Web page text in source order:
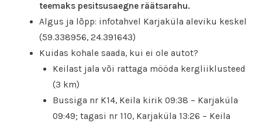
teemaks pesitsusaegne räätsarahu.
Algus ja lõpp: infotahvel Karjaküla aleviku keskel
(59.338956, 24.391643)
Kuidas kohale saada, kui ei ole autot?
Keilast jala või rattaga mööda kergliiklusteed
(3 km)
Bussiga nr K14, Keila kirik 09:38 – Karjaküla
09:49; tagasi nr 110, Karjaküla 13:26 – Keila